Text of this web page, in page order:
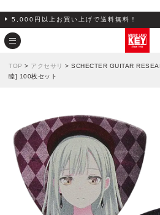
5,000円以上お買い上げで送料無料！
TOP > アクセサリ > SCHECTER GUITAR
睦] 100枚セット